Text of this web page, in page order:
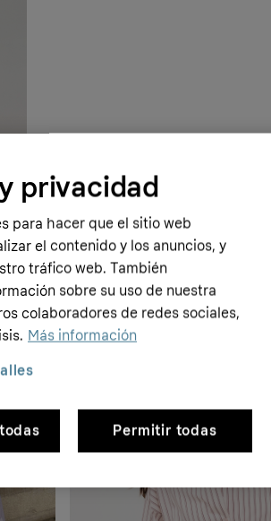
privacidad
para hacer que el sitio web
el contenido y los anuncios, y
tráfico web. También
sobre su uso de nuestra
colaboradores de redes sociales,
Más información
Permitir todas